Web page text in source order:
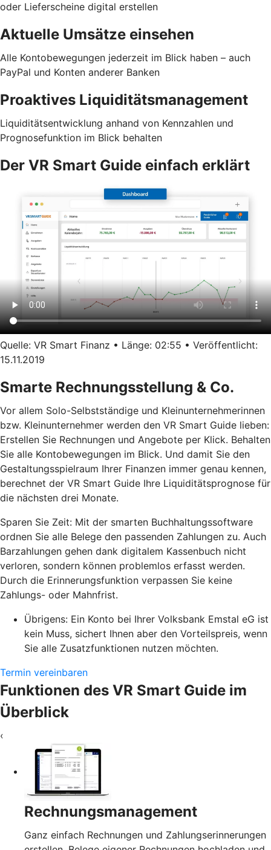
oder Lieferscheine digital erstellen
Aktuelle Umsätze einsehen
Alle Kontobewegungen jederzeit im Blick haben – auch
PayPal und Konten anderer Banken
Proaktives Liquiditätsmanagement
Liquiditätsentwicklung anhand von Kennzahlen und
Prognosefunktion im Blick behalten
Der VR Smart Guide einfach erklärt
Quelle: VR Smart Finanz • Länge: 02:55 • Veröffentlicht:
15.11.2019
Smarte Rechnungsstellung & Co.
Vor allem Solo-Selbstständige und Kleinunternehmerinnen
bzw. Kleinunternehmer werden den VR Smart Guide lieben:
Erstellen Sie Rechnungen und Angebote per Klick. Behalten
Sie alle Kontobewegungen im Blick. Und damit Sie den
Gestaltungsspielraum Ihrer Finanzen immer genau kennen,
berechnet der VR Smart Guide Ihre Liquiditätsprognose für
die nächsten drei Monate.
Sparen Sie Zeit: Mit der smarten Buchhaltungssoftware
ordnen Sie alle Belege den passenden Zahlungen zu. Auch
Barzahlungen gehen dank digitalem Kassenbuch nicht
verloren, sondern können problemlos erfasst werden.
Durch die Erinnerungsfunktion verpassen Sie keine
Zahlungs- oder Mahnfrist.
Übrigens: Ein Konto bei Ihrer Volksbank Emstal eG ist
kein Muss, sichert Ihnen aber den Vorteilspreis, wenn
Sie alle Zusatzfunktionen nutzen möchten.
Termin vereinbaren
Funktionen des VR Smart Guide im
Überblick
‹
Rechnungsmanagement
Ganz einfach Rechnungen und Zahlungserinnerungen